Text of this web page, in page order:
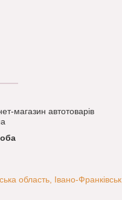
магазин автотоварів
область, Івано-Франківськ,